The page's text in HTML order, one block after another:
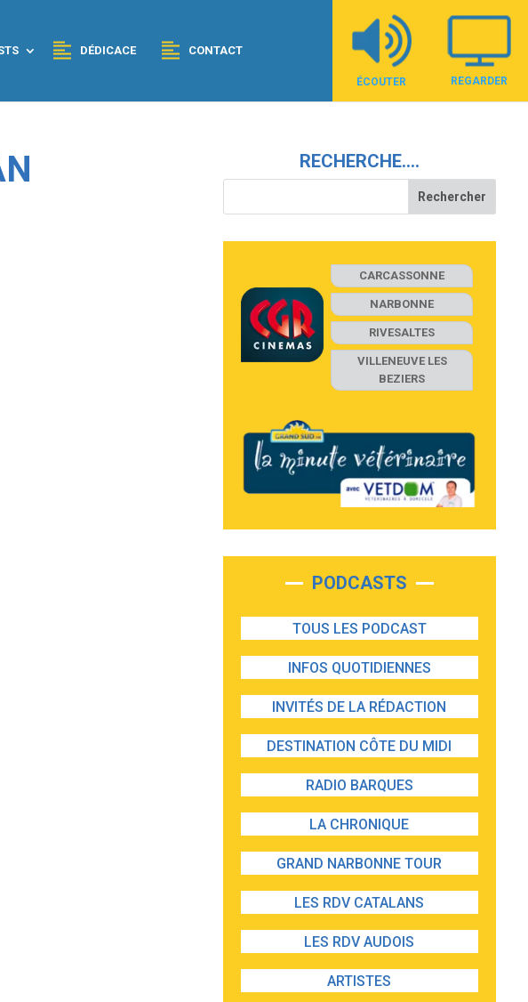
DÉDICACE CONTACT
ÉCOUTER REGARDER
RECHERCHE….
CARCASSONNE
NARBONNE
RIVESALTES
VILLENEUVE LES
BEZIERS
PODCASTS
TOUS LES PODCAST
INFOS QUOTIDIENNES
INVITÉS DE LA RÉDACTION
DESTINATION CÔTE DU MIDI
RADIO BARQUES
LA CHRONIQUE
GRAND NARBONNE TOUR
LES RDV CATALANS
LES RDV AUDOIS
ARTISTES